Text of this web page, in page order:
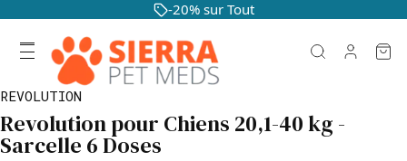
-20% sur Tout
REVOLUTION
Revolution pour Chiens 20,1-40 kg -
Sarcelle 6 Doses